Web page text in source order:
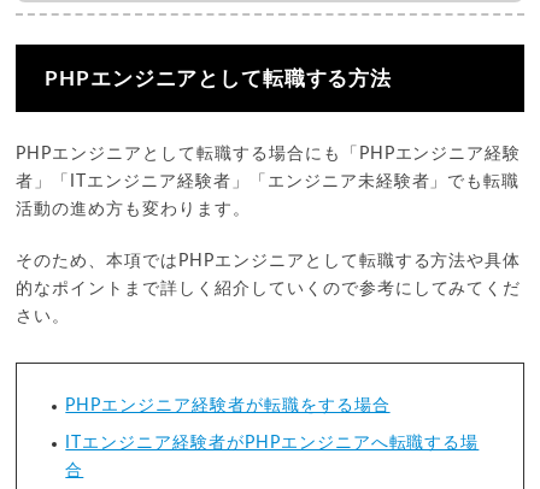
PHPエンジニアとして転職する方法
PHPエンジニアとして転職する場合にも「PHPエンジニア経験
者」「ITエンジニア経験者」「エンジニア未経験者」でも転職
活動の進め方も変わります。
そのため、本項ではPHPエンジニアとして転職する方法や具体
的なポイントまで詳しく紹介していくので参考にしてみてくだ
さい。
PHPエンジニア経験者が転職をする場合
ITエンジニア経験者がPHPエンジニアへ転職する場
合